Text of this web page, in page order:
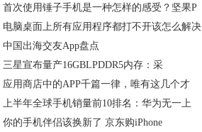
首次使用锤子手机是一种怎样的感受？坚果P
电脑桌面上所有应用程序都打不开该怎么解决
中国出海交友App盘点
三星宣布量产16GBLPDDR5内存：采
应用商店中的APP千篇一律，唯有这几个才
上半年全球手机销量前10排名：华为无一上
你的手机伴侣该换新了 京东购iPhone